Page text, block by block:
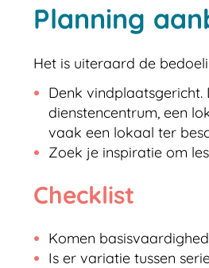
Planning
Het is uiteraard de
Denk
dienstencentrum, een
vaak een lokaal ter
Zoek je inspiratie om
Checklist
Komen
Is er variatie tussen